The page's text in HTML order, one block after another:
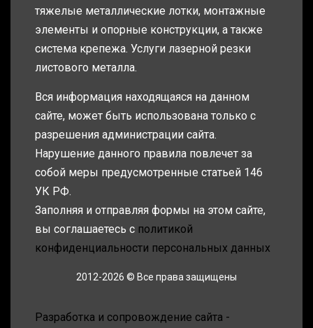
тяжелые металлические лотки, монтажные
элементы и опорные конструкции, а также
система крепежа. Услуги лазерной резки
листового металла.
Вся информация находящаяся на данном
сайте, может быть использована только с
разрешения администрации сайта.
Нарушение данного правила повлечет за
собой меры предусмотренные статьей 146
УК РФ.
Заполняя и отправляя формы на этом сайте,
вы соглашаетесь с политикой
конфиденциальности персональных данных
2012-2026 © Все права защищены
Разработка и сопровождение сайта -